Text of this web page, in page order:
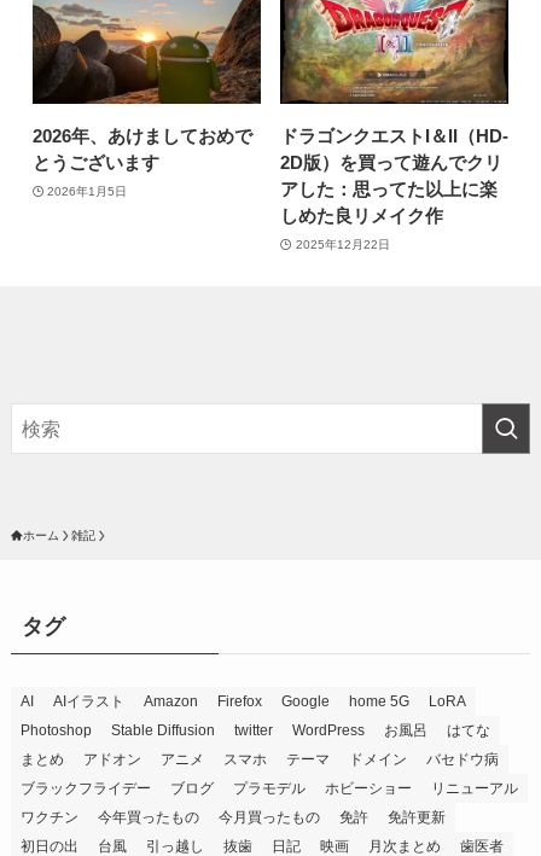
2026年、あけましておめで
とうございます
2026年1月5日
ドラゴンクエストI＆II（HD-
2D版）を買って遊んでクリ
アした：思ってた以上に楽
しめた良リメイク作
2025年12月22日
ホーム 雑記
タグ
AI AIイラスト Amazon Firefox Google home 5G
LoRA
Photoshop
Stable Diffusion twitter WordPress お風呂
はてな
まとめ
アドオン アニメ スマホ テーマ ドメイン
バセドウ病
ブラックフライデー
ブログ プラモデル ホビーショー
リニューアル
ワクチン
今年買ったもの 今月買ったもの 免許
免許更新
初日の出
台風 引っ越し 抜歯 日記 映画 月次まとめ
歯医者